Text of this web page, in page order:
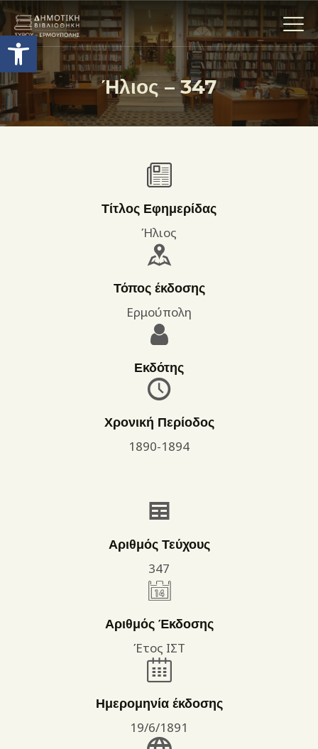
Ανοίξτε τη γραμμή εργαλείων
Ήλιος – 347
Η ΒΙΒΛΙΟΘΗΚΗ
ΟΙ ΣΥΛΛΟΓΈΣ
ΔΡΑΣΤΗΡΙΟΤΗΤΕΣ
ΕΠΙΚΟΙΝΩΝΊΑ
ΌΡΟΙ ΧΡΉΣΗΣ
Τίτλος Εφημερίδας
Ήλιος
Τόπος έκδοσης
Ερμούπολη
Εκδότης
Χρονική Περίοδος
1890-1894
Αριθμός Τεύχους
347
Αριθμός Έκδοσης
Έτος ΙΣΤ
Ημερομηνία έκδοσης
19/6/1891